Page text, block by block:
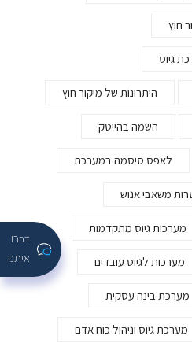
חוץ
גיוס
היתרונות של מיקור חוץ
השמה בהייטק
לאפס סיסמה במערכת
משאבי אנוש
מערכות גיוס מתקדמות
מערכות לגיוס עובדים
מערכת בינה עסקית
מערכת גיוס וניהול כוח אדם
דברו
איתנו